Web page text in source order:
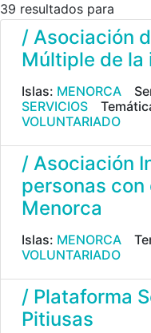
39 resultados para
/ Asociación
Múltiple de la
Islas: MENORCA
SERVICIOS
VOLUNTARIADO
/ Asociación
personas
Menorca
Islas: MENORCA
VOLUNTARIADO
/ Plataforma
Pitiusas